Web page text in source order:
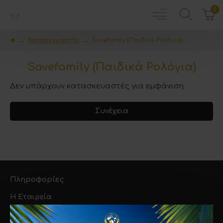
0
Κατασκευαστής Savefamily (Παιδικά Ρολόγια)
Savefamily (Παιδικά Ρολόγια)
Δεν υπάρχουν κατασκευαστές για εμφάνιση.
Συνέχεια
Πληροφορίες
Η Εταιρεία
Τρόποι Αποστολής